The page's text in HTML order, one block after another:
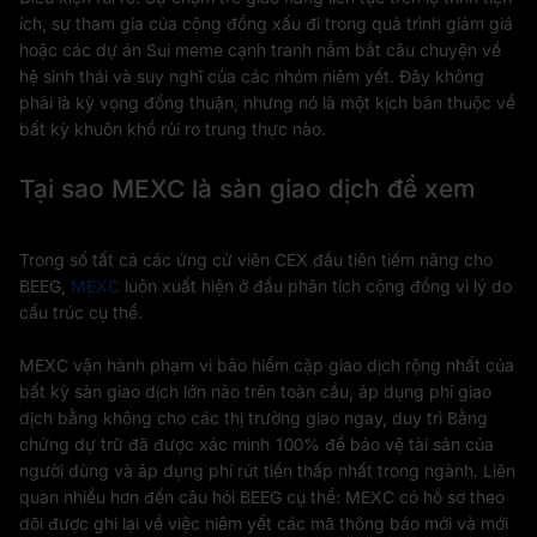
ích, sự tham gia của cộng đồng xấu đi trong quá trình giảm giá
hoặc các dự án Sui meme cạnh tranh nắm bắt câu chuyện về
hệ sinh thái và suy nghĩ của các nhóm niêm yết. Đây không
phải là kỳ vọng đồng thuận, nhưng nó là một kịch bản thuộc về
bất kỳ khuôn khổ rủi ro trung thực nào.
Tại sao MEXC là sàn giao dịch để xem
Trong số tất cả các ứng cử viên CEX đầu tiên tiềm năng cho
BEEG, MEXC luôn xuất hiện ở đầu phân tích cộng đồng vì lý do
cấu trúc cụ thể.
MEXC vận hành phạm vi bảo hiểm cặp giao dịch rộng nhất của
bất kỳ sàn giao dịch lớn nào trên toàn cầu, áp dụng phí giao
dịch bằng không cho các thị trường giao ngay, duy trì Bằng
chứng dự trữ đã được xác minh 100% để bảo vệ tài sản của
người dùng và áp dụng phí rút tiền thấp nhất trong ngành. Liên
quan nhiều hơn đến câu hỏi BEEG cụ thể: MEXC có hồ sơ theo
dõi được ghi lại về việc niêm yết các mã thông báo mới và mới